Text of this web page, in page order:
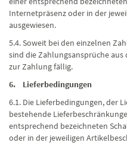
Internetpräsenz oder in der
ausgewiesen.
5.4. Soweit bei den einzelnen
sind die Zahlungsansprüche
zur Zahlung fällig.
6. Lieferbedingungen
6.1. Die Lieferbedingungen, der
bestehende
entsprechend bezeichneten
oder in der jeweiligen